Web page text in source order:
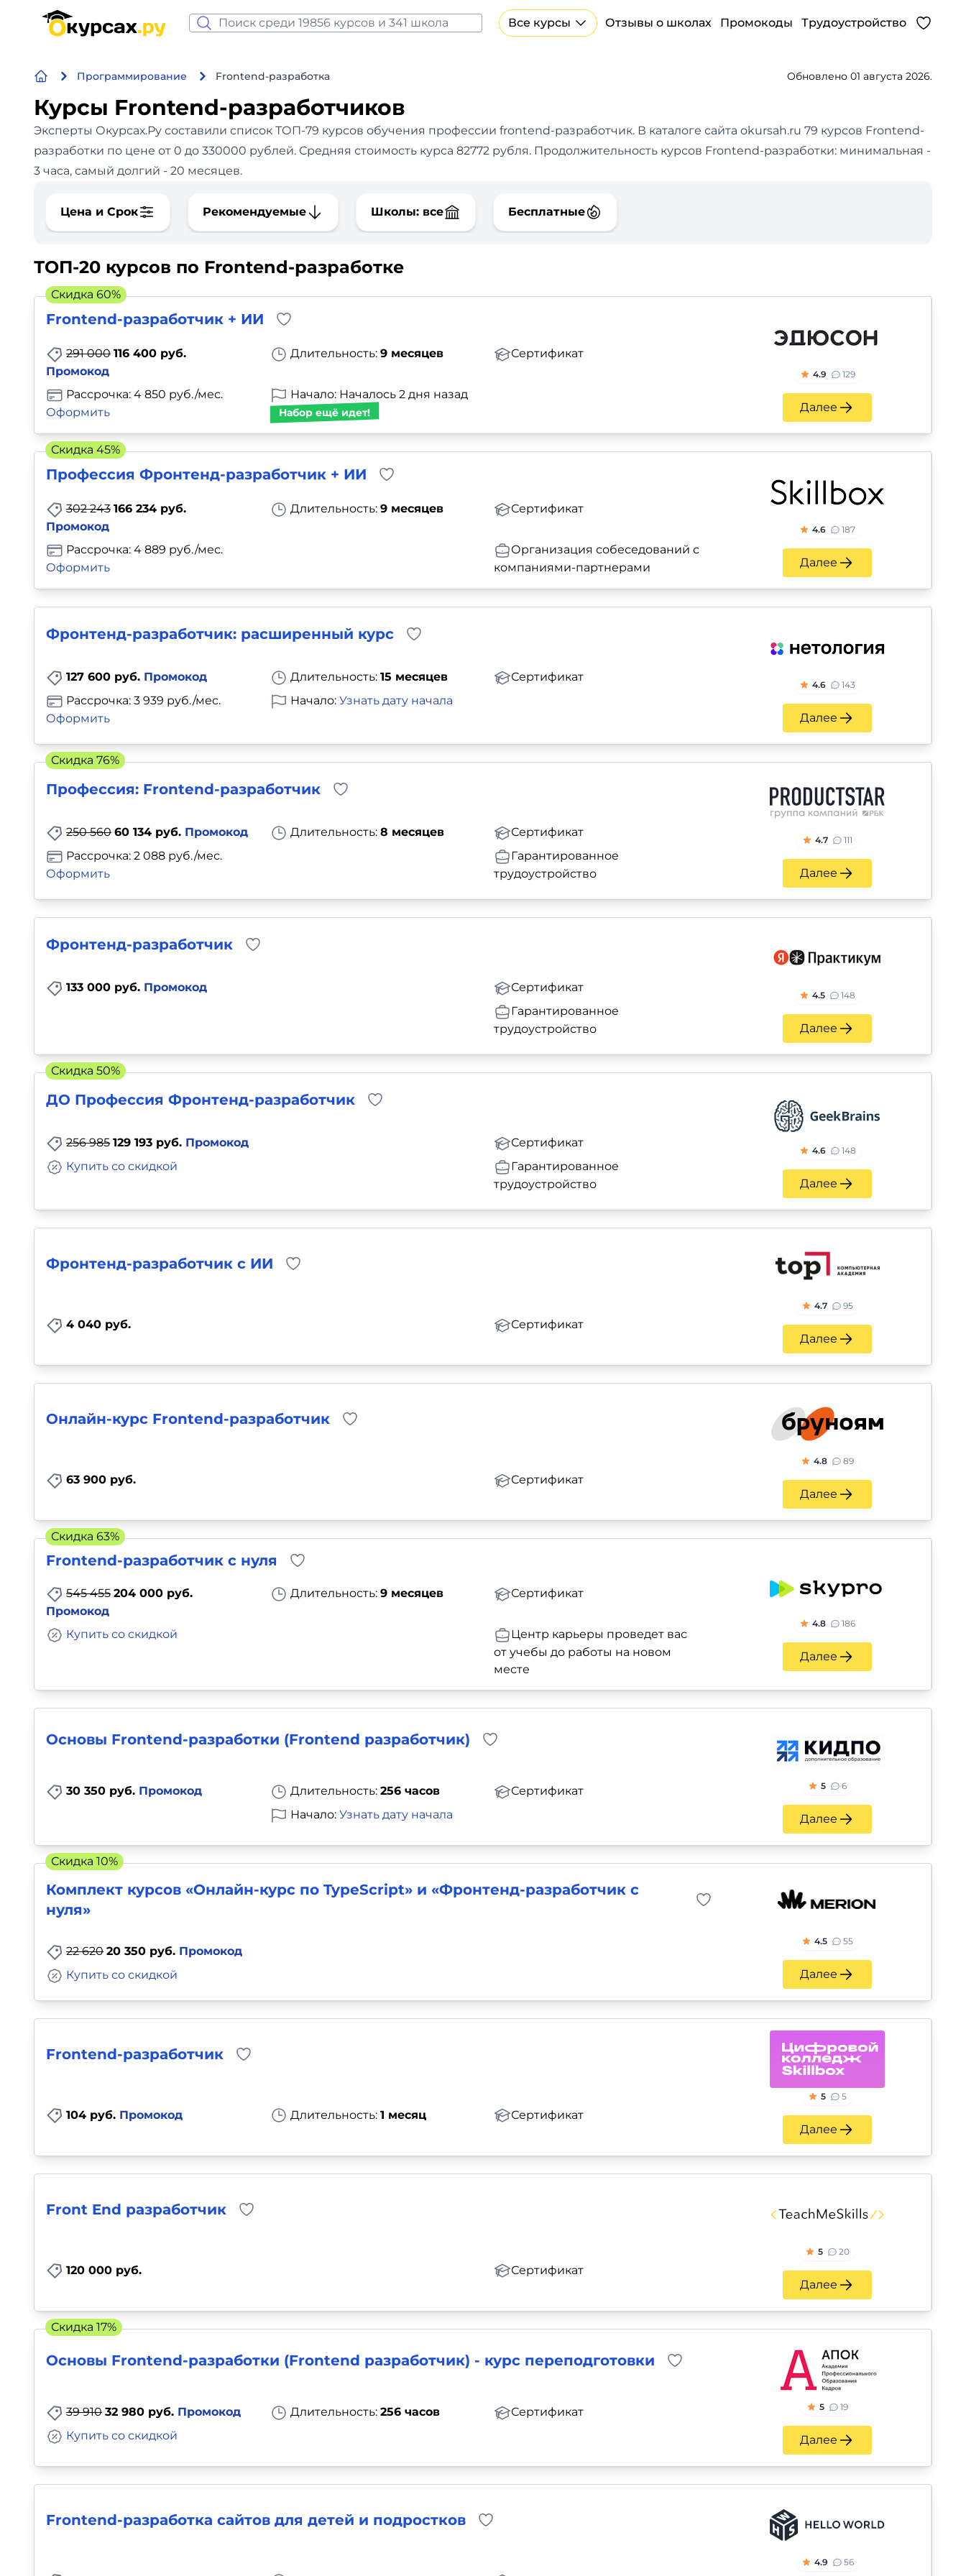
Все курсы Отзывы о школах Промокоды Трудоустройство
Программирование Frontend-разработка Обновлено 01 августа 2026.
Курсы Frontend-разработчиков
Эксперты Окурсах.Ру составили список ТОП-79 курсов обучения профессии frontend-разработчик. В каталоге сайта okursah.ru 79 курсов Frontend-
разработки по цене от 0 до 330000 рублей. Средняя стоимость курса 82772 рубля. Продолжительность курсов Frontend-разработки: минимальная -
3 часа, самый долгий - 20 месяцев.
Цена и Срок Рекомендуемые Школы: все Бесплатные
ТОП-20 курсов по Frontend-разработке
Frontend-разработчик + ИИ
291 000 116 400 руб.
Промокод
Длительность: 9 месяцев Сертификат
Рассрочка: 4 850 руб./мес.
Оформить
Начало: Началось 2 дня назад
Набор ещё идет!
4.9 129
Далее
Скидка 60%
Профессия Фронтенд-разработчик + ИИ
302 243 166 234 руб.
Промокод
Длительность: 9 месяцев Сертификат
Рассрочка: 4 889 руб./мес.
Оформить
Организация собеседований с
компаниями-партнерами
4.6 187
Далее
Скидка 45%
Фронтенд-разработчик: расширенный курс
127 600 руб. Промокод Длительность: 15 месяцев
Сертификат
Рассрочка: 3 939 руб./мес.
Оформить
Начало: Узнать дату начала
4.6 143
Далее
Профессия: Frontend-разработчик
250 560 60 134 руб. Промокод Длительность: 8 месяцев
Сертификат
Рассрочка: 2 088 руб./мес.
Оформить
Гарантированное
трудоустройство
4.7 111
Далее
Скидка 76%
Фронтенд-разработчик
133 000 руб. Промокод
Сертификат
Гарантированное
трудоустройство
4.5 148
Далее
ДО Профессия Фронтенд-разработчик
256 985 129 193 руб. Промокод
Сертификат
Купить со скидкой
Гарантированное
трудоустройство
4.6 148
Далее
Скидка 50%
Фронтенд-разработчик с ИИ
4 040 руб. Сертификат
4.7 95
Далее
Онлайн-курс Frontend-разработчик
63 900 руб. Сертификат
4.8 89
Далее
Frontend-разработчик с нуля
545 455 204 000 руб.
Промокод
Длительность: 9 месяцев Сертификат
Купить со скидкой
Центр карьеры проведет вас
от учебы до работы на новом
месте
4.8 186
Далее
Скидка 63%
Основы Frontend-разработки (Frontend разработчик)
30 350 руб. Промокод Длительность: 256 часов
Сертификат
Начало: Узнать дату начала
5 6
Далее
Комплект курсов «Онлайн-курс по TypeScript» и «Фронтенд-разработчик с
нуля»
22 620 20 350 руб. Промокод
Купить со скидкой
4.5 55
Далее
Скидка 10%
Frontend-разработчик
104 руб. Промокод Длительность: 1 месяц Сертификат
5 5
Далее
Front End разработчик
120 000 руб. Сертификат
5 20
Далее
Основы Frontend-разработки (Frontend разработчик) - курс переподготовки
39 910 32 980 руб. Промокод Длительность: 256 часов
Сертификат
Купить со скидкой
5 19
Далее
Скидка 17%
Frontend-разработка сайтов для детей и подростков
4.9 56
Программирование
Бизнес и финансы
Дизайн
Видео, фото, аудио
Маркетинг
Иностранный язык
Для детей
Красота, здоровье, фитнес
Психология и саморазвитие
Прочее
Тесты на профориентацию
Бесплатно